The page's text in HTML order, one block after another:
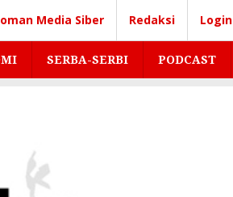
Media Siber Redaksi Login
SERBA-SERBI PODCAST